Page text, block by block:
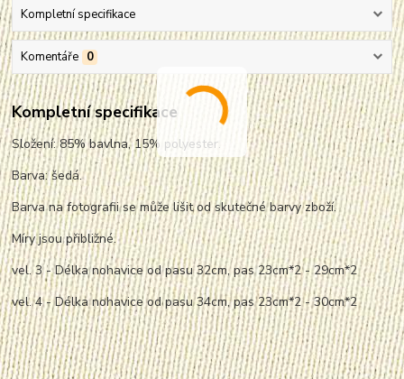
Kompletní specifikace
Komentáře 0
Kompletní specifikace
Složení: 85% bavlna, 15% polyester.
Barva: šedá.
Barva na fotografii se může lišit od skutečné barvy zboží.
Míry jsou přibližné.
vel. 3 - Délka nohavice od pasu 32cm, pas 23cm*2 - 29cm*2
vel. 4 - Délka nohavice od pasu 34cm, pas 23cm*2 - 30cm*2